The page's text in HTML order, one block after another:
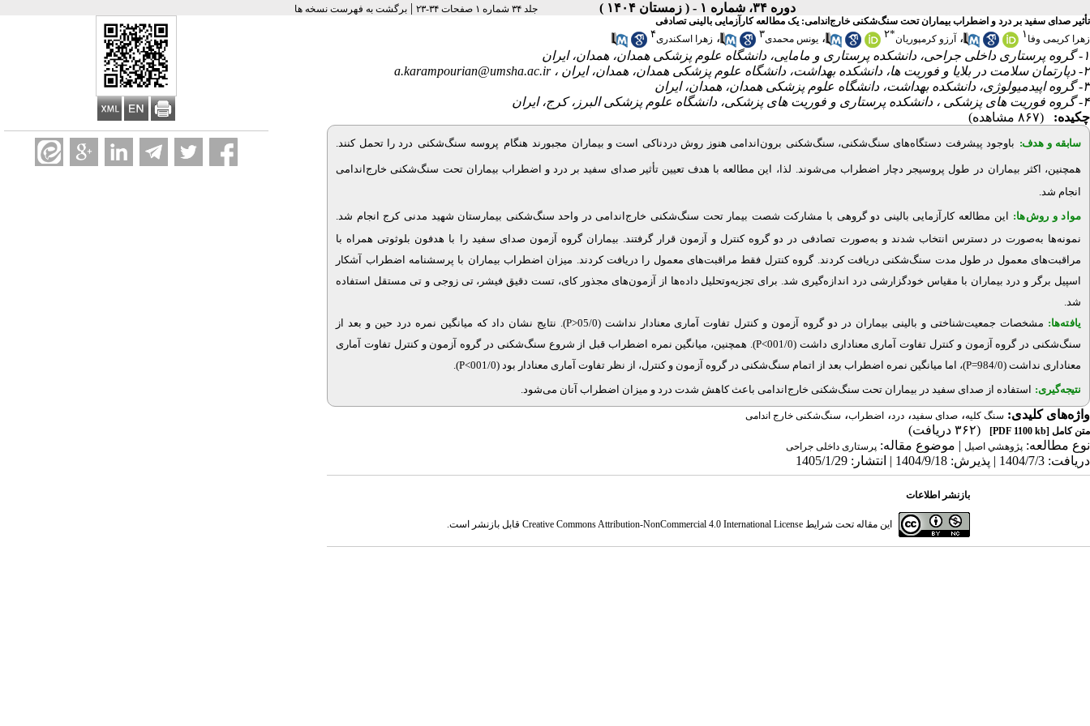
دوره ۳۴، شماره ۱ - ( زمستان ۱۴۰۴ ) جلد ۳۴ شماره ۱ صفحات ۳۴-۲۳ | برگشت به فهرست نسخه ها
تأثیر صدای سفید بر درد و اضطراب بیماران تحت سنگ‌شکنی خارج‌اندامی: یک مطالعه کارآزمایی بالینی تصادفی
زهرا کریمی وفا ۱ ، آرزو کرمپوریان*۲ ، یونس محمدی۳ ، زهرا اسکندری۴
۱- گروه پرستاری داخلی جراحی، دانشکده پرستاری و مامایی، دانشگاه علوم پزشکی همدان، همدان، ایران
۲- دپارتمان سلامت در بلایا و فوریت ها، دانشکده بهداشت، دانشگاه علوم پزشکی همدان، همدان، ایران ،
a.karampourian@umsha.ac.ir
۳- گروه اپیدمیولوژی، دانشکده بهداشت، دانشگاه علوم پزشکی همدان، همدان، ایران
۴- گروه فوریت های پزشکی ، دانشکده پرستاری و فوریت های پزشکی، دانشگاه علوم پزشکی البرز، کرج، ایران
چکیده:
(۸۶۷ مشاهده)
سابقه و هدف: باوجود پیشرفت دستگاه‌های سنگ‌شکنی، سنگ‌‌شکنی برون‌اندامی هنوز روش دردناکی است و بیماران مجبورند هنگام پروسه سنگ‌شکنی درد را تحمل کنند
همچنین، اکثر بیماران در طول پروسیجر دچار اضطراب میشوند.
لذا، این مطالعه با هدف تعیین تأثیر صدای سفید بر درد و اضطراب بیماران تحت سنگ‌شکنی خارج‌اندامی
انجام شد.
مواد و روش‌‌ها: این مطالعه کارآزمایی بالینی دو گروهی با مشارکت شصت بیمار تحت سنگ‌شکنی خارج‌اندامی در واحد سنگ‌شکنی بیمارستان شهید مدنی کرج انجام شد.
نمونه‌ها به‌صورت در دسترس انتخاب شدند و به‌صورت تصادفی در دو گروه کنترل و آزمون قرار گرفتند. بیماران گروه آزمون صدای سفید را با هدفون بلوثوتی همراه با
مراقبت‌های معمول در طول مدت سنگ‌شکنی دریافت کردند. گروه کنترل فقط مراقبت‌های معمول را دریافت کردند. میزان اضطراب بیماران با پرسش‏نامه اضطراب آشکار
اسپیل برگر و درد بیماران با مقیاس خودگزارشی درد اندازه‌گیری شد. برای تجزیه‌وتحلیل داده‌ها از آزمون‌های مجذور کای، تست دقیق فیشر، تی زوجی و تی مستقل استفاده
شد.
یافته‌ها: مشخصات جمعیت‌شناختی و بالینی بیماران در دو گروه آزمون و کنترل تفاوت آماری معنادار نداشت (05/0 P>). نتایج نشان داد که میانگین نمره درد حین و بعد از
سنگ‌شکنی در گروه آزمون و کنترل تفاوت آماری معناداری داشت (001/0
P<). همچنین، میانگین نمره اضطراب قبل از شروع سنگ‌شکنی در گروه آزمون و کنترل تفاوت آماری
معناداری نداشت (984/0
P=)، اما میانگین نمره اضطراب بعد از اتمام سنگ‌شکنی در گروه آزمون و کنترل، از نظر تفاوت آماری معنادار بود (001/0 P<
).
نتیجه‌گیری: استفاده از صدای سفید در بیماران تحت ‌سنگ‌شکنی خارج‌اندامی باعث کاهش شدت درد و میزان اضطراب آنان می‌شود.
واژه‌های کلیدی: سنگ ‌کلیه، صدای سفید ، درد ، اضطراب، سنگ‌شکنی خارج اندامی
متن کامل [PDF 1100 kb]
(۳۶۲ دریافت)
نوع مطالعه: پژوهشي اصیل | موضوع مقاله: پرستاری داخلی جراحی
دریافت: 1404/7/3 | پذیرش: 1404/9/18 | انتشار: 1405/1/29
بازنشر اطلاعات
این مقاله تحت شرایط Creative Commons Attribution-NonCommercial 4.0 International Licenseقابل بازنشر است.